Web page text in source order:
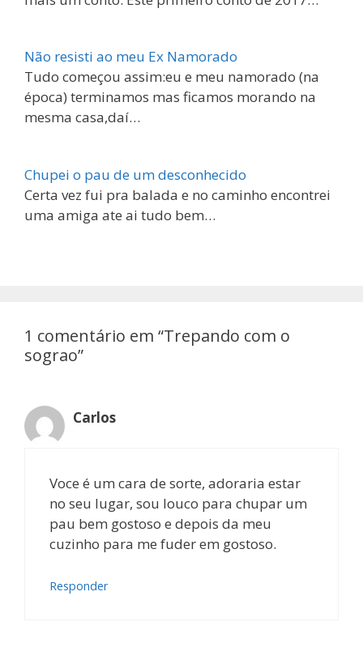
Não resisti ao meu Ex Namorado
Tudo começou assim:eu e meu namorado (na
época) terminamos mas ficamos morando na
mesma casa,daí…
Chupei o pau de um desconhecido
Certa vez fui pra balada e no caminho encontrei
uma amiga ate ai tudo bem…
1 comentário em “Trepando com o
sograo”
Carlos
Voce é um cara de sorte, adoraria estar
no seu lugar, sou louco para chupar um
pau bem gostoso e depois da meu
cuzinho para me fuder em gostoso.
Responder